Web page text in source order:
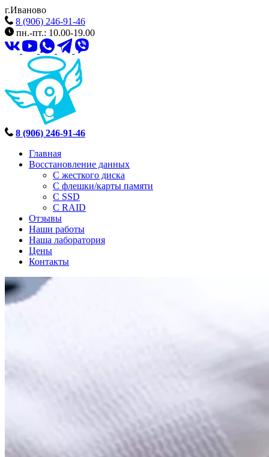
г.Иваново
8 (906) 246-91-46
пн.-пт.: 10.00-19.00
8 (906) 246-91-46
Главная
Восстановление данных
С жесткого диска
С флешки/карты памяти
С SSD
С RAID
Отзывы
Наши работы
Наша лаборатория
Цены
Контакты